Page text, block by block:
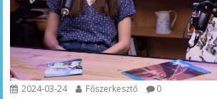
2024-03-24 Főszerkesztő 0